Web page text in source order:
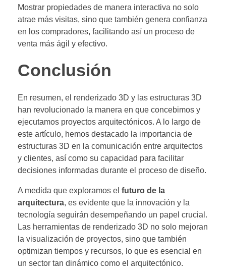
Mostrar propiedades de manera interactiva no solo
atrae más visitas, sino que también genera confianza
en los compradores, facilitando así un proceso de
venta más ágil y efectivo.
Conclusión
En resumen, el renderizado 3D y las estructuras 3D
han revolucionado la manera en que concebimos y
ejecutamos proyectos arquitectónicos. A lo largo de
este artículo, hemos destacado la importancia de
estructuras 3D en la comunicación entre arquitectos
y clientes, así como su capacidad para facilitar
decisiones informadas durante el proceso de diseño.
A medida que exploramos el futuro de la
arquitectura, es evidente que la innovación y la
tecnología seguirán desempeñando un papel crucial.
Las herramientas de renderizado 3D no solo mejoran
la visualización de proyectos, sino que también
optimizan tiempos y recursos, lo que es esencial en
un sector tan dinámico como el arquitectónico.